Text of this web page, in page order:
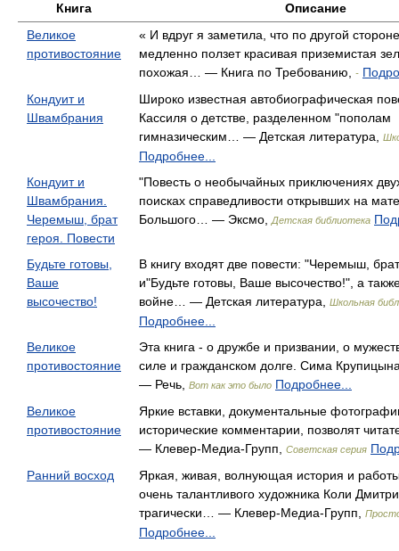
Книга
Описание
Великое
противостояние
« И вдруг я заметила, что по другой
медленно ползет красивая приземистая
похожая… — Книга по Требованию,
-
Кондуит и
Швамбрания
Широко известная автобиографическая
Кассиля о детстве, разделенном "пополам
гимназическим… — Детская литература,
Подробнее...
Кондуит и
Швамбрания.
Черемыш, брат
героя. Повести
"Повесть о необычайных приключениях
поисках справедливости открывших на
Большого… — Эксмо,
Детская библиотека
Будьте готовы,
Ваше
высочество!
В книгу входят две повести: "Черемыш,
и"Будьте готовы, Ваше высочество!", а
вой­не… — Детская литература,
Школьная
Подробнее...
Великое
противостояние
Эта книга - о дружбе и призвании, о
силе и гражданском долге. Сима
— Речь,
Вот как это было Подробнее...
Великое
противостояние
Яркие вставки, документальные
исторические комментарии, позволят
— Клевер-Медиа-Групп,
Советская серия
Ранний восход
Яркая, живая, волнующая история и
очень талантливого художника Коли
трагически… — Клевер-Медиа-Групп,
Подробнее...